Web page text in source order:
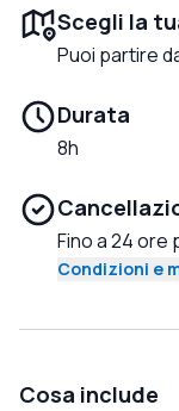
Scegli la
Puoi partire
Durata
8h
Fino a 24 ore
Condizioni e
Cosa include